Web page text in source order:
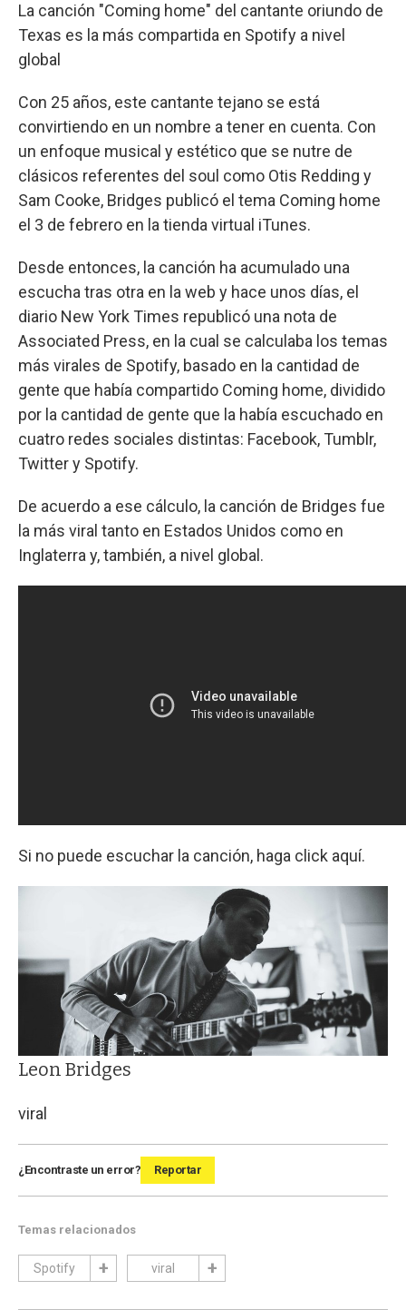
La canción "Coming home" del cantante oriundo de
Texas es la más compartida en Spotify a nivel
global
Con 25 años, este cantante tejano se está
convirtiendo en un nombre a tener en cuenta. Con
un enfoque musical y estético que se nutre de
clásicos referentes del soul como Otis Redding y
Sam Cooke, Bridges publicó el tema Coming home
el 3 de febrero en la tienda virtual iTunes.
Desde entonces, la canción ha acumulado una
escucha tras otra en la web y hace unos días, el
diario New York Times republicó una nota de
Associated Press, en la cual se calculaba los temas
más virales de Spotify, basado en la cantidad de
gente que había compartido Coming home, dividido
por la cantidad de gente que la había escuchado en
cuatro redes sociales distintas: Facebook, Tumblr,
Twitter y Spotify.
De acuerdo a ese cálculo, la canción de Bridges fue
la más viral tanto en Estados Unidos como en
Inglaterra y, también, a nivel global.
Si no puede escuchar la canción, haga click aquí.
Leon Bridges
viral
¿Encontraste un error? Reportar
Temas relacionados
Spotify viral